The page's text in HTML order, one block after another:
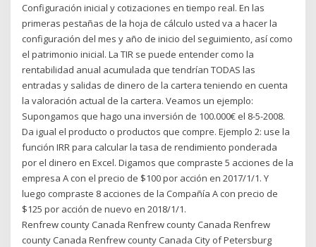
Configuración inicial y cotizaciones en tiempo real. En las
primeras pestañas de la hoja de cálculo usted va a hacer la
configuración del mes y año de inicio del seguimiento, así como
el patrimonio inicial. La TIR se puede entender como la
rentabilidad anual acumulada que tendrían TODAS las
entradas y salidas de dinero de la cartera teniendo en cuenta
la valoración actual de la cartera. Veamos un ejemplo:
Supongamos que hago una inversión de 100.000€ el 8-5-2008.
Da igual el producto o productos que compre. Ejemplo 2: use la
función IRR para calcular la tasa de rendimiento ponderada
por el dinero en Excel. Digamos que compraste 5 acciones de la
empresa A con el precio de $100 por acción en 2017/1/1. Y
luego compraste 8 acciones de la Compañía A con precio de
$125 por acción de nuevo en 2018/1/1.
Renfrew county Canada Renfrew county Canada Renfrew
county Canada Renfrew county Canada City of Petersburg